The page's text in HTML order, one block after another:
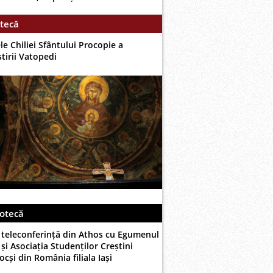
Chiliei Sfântului Procopie a
Vatopedi
din Athos cu Egumenul
Asociația Studenților Creștini
din România filiala Iași